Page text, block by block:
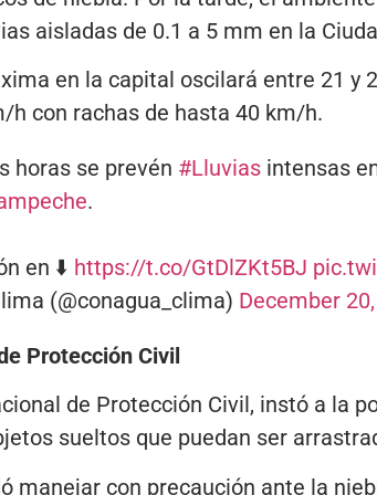
aisladas de 0.1 a 5 mm en la
en la capital oscilará entre 21 y
h con rachas de hasta 40 km/h.
horas se prevén #Lluviasintensas
.
en ⬇️ https://t.co/GtDlZKt5BJ
(@conagua_clima) December
Protección Civil
de Protección Civil, instó a la
sueltos que puedan ser
manejar con precaución ante la